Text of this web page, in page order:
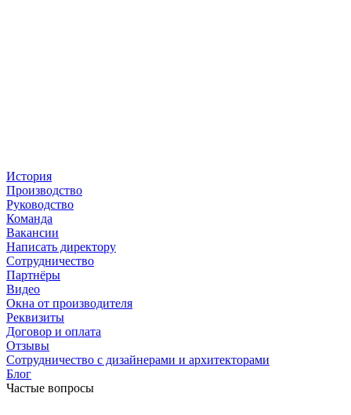
История
Производство
Руководство
Команда
Вакансии
Написать директору
Сотрудничество
Партнёры
Видео
Окна от производителя
Реквизиты
Договор и оплата
Отзывы
Сотрудничество с дизайнерами и архитекторами
Блог
Частые вопросы